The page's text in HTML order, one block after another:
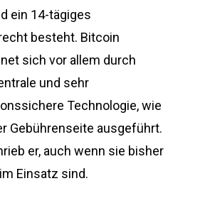
ein 14-tägiges
besteht. Bitcoin
sich vor allem durch
und sehr
Technologie, wie
Gebührenseite ausgeführt.
er, auch wenn sie bisher
Einsatz sind.